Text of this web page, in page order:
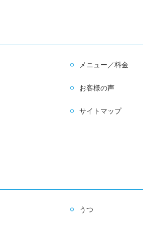
メニュー／料金
お客様の声
サイトマップ
うつ